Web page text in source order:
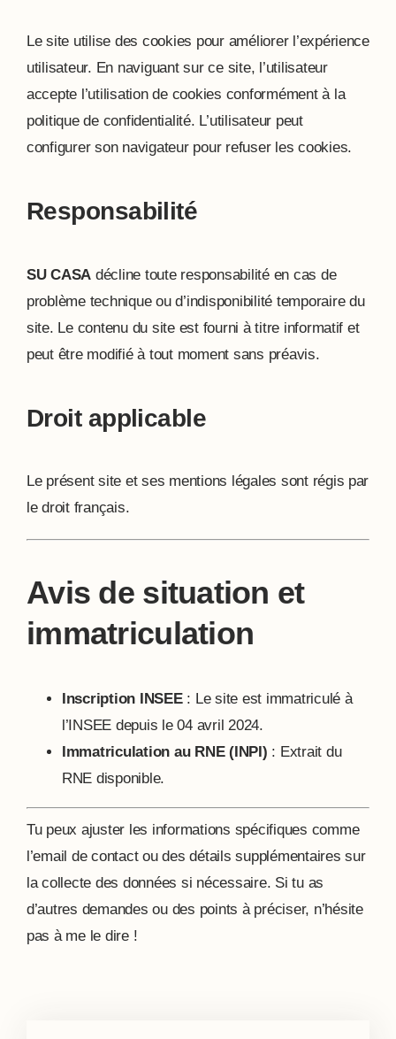
Le site utilise des cookies pour améliorer l’expérience
utilisateur. En naviguant sur ce site, l’utilisateur
accepte l’utilisation de cookies conformément à la
politique de confidentialité. L’utilisateur peut
configurer son navigateur pour refuser les cookies.
Responsabilité
SU CASA décline toute responsabilité en cas de
problème technique ou d’indisponibilité temporaire du
site. Le contenu du site est fourni à titre informatif et
peut être modifié à tout moment sans préavis.
Droit applicable
Le présent site et ses mentions légales sont régis par
le droit français.
Avis de situation et
immatriculation
Inscription INSEE: Le site est immatriculé à
l’INSEE depuis le 04 avril 2024.
Immatriculation au RNE (INPI) : Extrait du
RNE disponible.
Tu peux ajuster les informations spécifiques comme
l’email de contact ou des détails supplémentaires sur
la collecte des données si nécessaire. Si tu as
d’autres demandes ou des points à préciser, n’hésite
pas à me le dire !